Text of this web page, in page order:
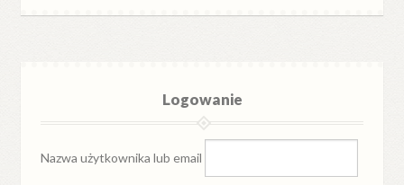
Logowanie
Nazwa użytkownika lub email